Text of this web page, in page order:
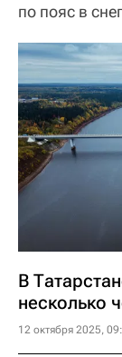
по пояс в
В
несколько
12 октября 2025,